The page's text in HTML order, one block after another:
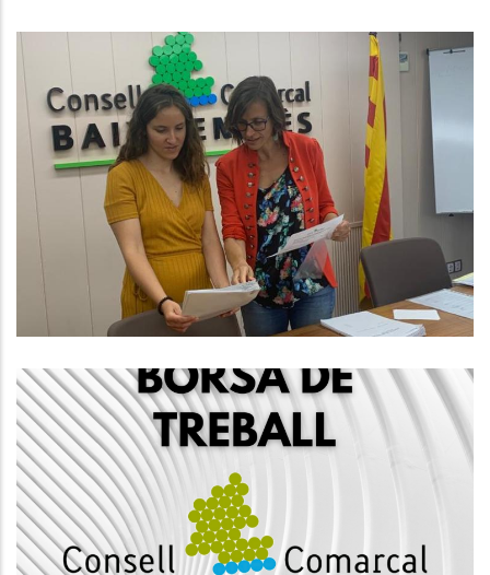
S'amplia El Conveni De
Col.laboració Amb Diversos
Ajuntaments En Matèria
D'ocupació
Ocupació
Borsa De Treball De Tècnic De
Medi Ambient
Ocupació